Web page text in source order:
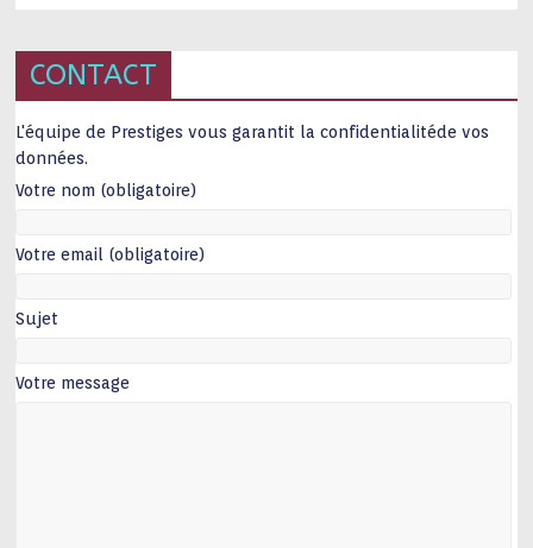
CONTACT
L'équipe de Prestiges vous garantit la confidentialitéde vos
données.
Votre nom (obligatoire)
Votre email (obligatoire)
Sujet
Votre message